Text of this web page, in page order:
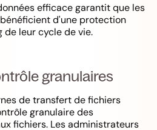
efficace garantit que les
d'une protection
leur cycle de vie.
granulaires
de transfert de fichiers
granulaire des
fichiers. Les administrateurs